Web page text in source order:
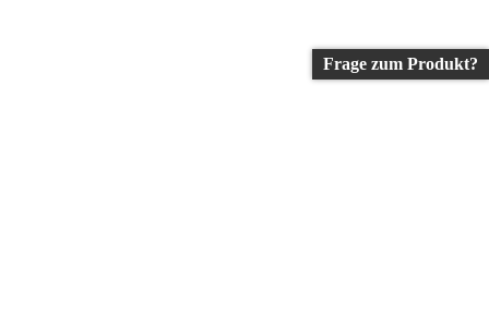
Frage zum Produkt?